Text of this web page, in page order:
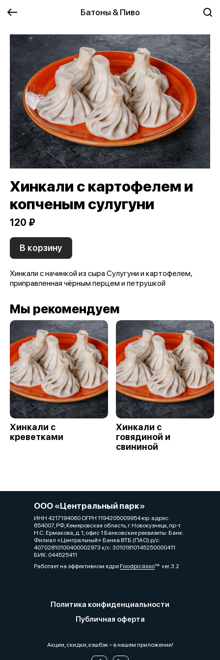
Батоны & Пиво
Хинкали с картофелем и
копченым сулугуни
120 ₽
В корзину
Хинкали с начинкой из сыра Сулугуни и картофелем,
приправленная чёрным перцем и петрушкой
Мы рекомендуем
Хинкали с
креветками
Хинкали с
говядиной и
свининой
ООО «Центральный парк»
ИНН 4217194060 ОГРН 1194205009954 юр. адрес:
654007, РФ, Кемеровская область, г. Новокузнецк, пр-т
Н.С. Ермакова, д. 1, офис 1 Банковские реквизиты: Банк:
Филиал «Центральный» Банка ВТБ (ПАО) р/с:
40702810100400002973 к/с: 30101810145250000411
БИК: 044525411
Работает на эффективном ядреFoodpicássover. 3.2
Политика конфиденциальности
Публичная оферта
Акции, скидки, кэшбэк − в нашем приложении!